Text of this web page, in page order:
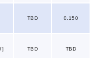
TBD 0.150
TBD TBD